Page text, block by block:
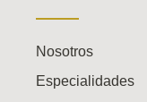
Nosotros
Especialidades